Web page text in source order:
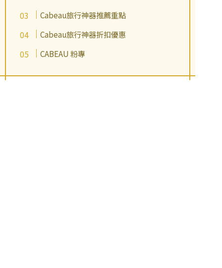
Cabeau旅行神器推薦重點
Cabeau旅行神器折扣優惠
CABEAU 粉專